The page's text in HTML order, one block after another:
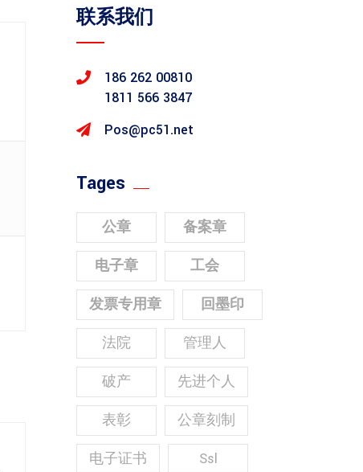
联系我们
186 262 00810
1811 566 3847
Pos@pc51.net
Tages
公章 备案章
电子章 工会
发票专用章 回墨印
法院 管理人
破产 先进个人
表彰 公章刻制
电子证书 Ssl